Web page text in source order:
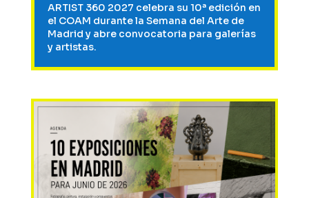
ARTIST 360 2027 celebra su 10ª edición en
el COAM durante la Semana del Arte de
Madrid y abre convocatoria para galerías
y artistas.